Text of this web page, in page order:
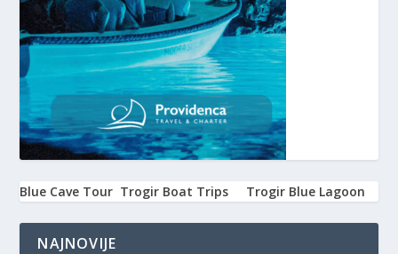
Blue Cave Tour Trogir Boat Trips Trogir Blue Lagoon
NAJNOVIJE